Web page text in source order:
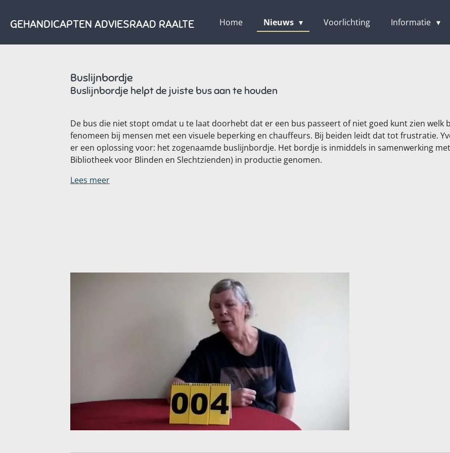
direct
de
GEHANDICAPTEN ADVIESRAAD RAALTE Home Nieuws Voorlichting Informatie
Buslijnbordje
Buslijnbordje helpt de juiste bus aan te houden
De bus die niet stopt omdat u te laat doorhebt dat er een bus passeert of niet goed kunt zien welk
fenomeen bij mensen met een visuele beperking en chauffeurs. Bij beiden leidt dat tot frustratie.
er een oplossing voor: het zogenaamde buslijnbordje. Het bordje is inmiddels in samenwerking
Bibliotheek voor Blinden en Slechtzienden) in productie genomen.
Lees meer